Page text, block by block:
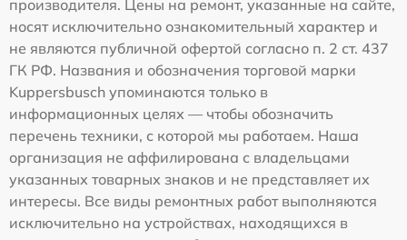
производителя. Цены на ремонт, указанные на сайте,
носят исключительно ознакомительный характер и
не являются публичной офертой согласно п. 2 ст. 437
ГК РФ. Названия и обозначения торговой марки
Kuppersbusch упоминаются только в
информационных целях — чтобы обозначить
перечень техники, с которой мы работаем. Наша
организация не аффилирована с владельцами
указанных товарных знаков и не представляет их
интересы. Все виды ремонтных работ выполняются
исключительно на устройствах, находящихся в